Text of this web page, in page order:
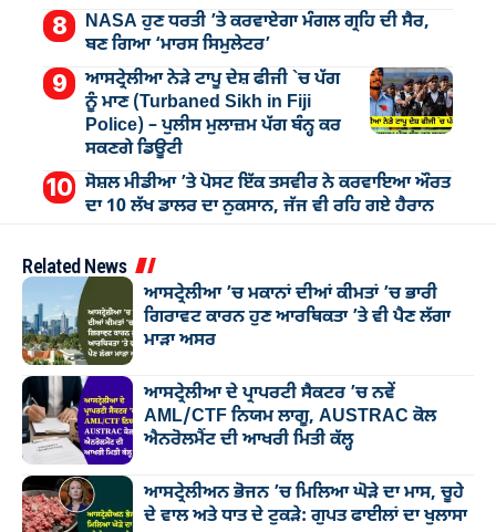
NASA ਹੁਣ ਧਰਤੀ ’ਤੇ ਕਰਵਾਏਗਾ ਮੰਗਲ ਗ੍ਰਹਿ ਦੀ ਸੈਰ,
ਬਣ ਗਿਆ ‘ਮਾਰਸ ਸਿਮੁਲੇਟਰ’
ਆਸਟ੍ਰੇਲੀਆ ਨੇੜੇ ਟਾਪੂ ਦੇਸ਼ ਫੀਜੀ `ਚ ਪੱਗ
ਨੂੰ ਮਾਣ (Turbaned Sikh in Fiji
Police) – ਪੁਲੀਸ ਮੁਲਾਜ਼ਮ ਪੱਗ ਬੰਨ੍ਹ ਕਰ
ਸਕਣਗੇ ਡਿਊਟੀ
ਸੋਸ਼ਲ ਮੀਡੀਆ ’ਤੇ ਪੋਸਟ ਇੱਕ ਤਸਵੀਰ ਨੇ ਕਰਵਾਇਆ ਔਰਤ
ਦਾ 10 ਲੱਖ ਡਾਲਰ ਦਾ ਨੁਕਸਾਨ, ਜੱਜ ਵੀ ਰਹਿ ਗਏ ਹੈਰਾਨ
Related News
ਆਸਟ੍ਰੇਲੀਆ ’ਚ ਮਕਾਨਾਂ ਦੀਆਂ ਕੀਮਤਾਂ ’ਚ ਭਾਰੀ
ਗਿਰਾਵਟ ਕਾਰਨ ਹੁਣ ਆਰਥਿਕਤਾ ’ਤੇ ਵੀ ਪੈਣ ਲੱਗਾ
ਮਾੜਾ ਅਸਰ
ਆਸਟ੍ਰੇਲੀਆ ਦੇ ਪ੍ਰਾਪਰਟੀ ਸੈਕਟਰ ’ਚ ਨਵੇਂ
AML/CTF ਨਿਯਮ ਲਾਗੂ, AUSTRAC ਕੋਲ
ਐਨਰੋਲਮੈਂਟ ਦੀ ਆਖਰੀ ਮਿਤੀ ਕੱਲ੍ਹ
ਆਸਟ੍ਰੇਲੀਅਨ ਭੋਜਨ ’ਚ ਮਿਲਿਆ ਘੋੜੇ ਦਾ ਮਾਸ, ਚੂਹੇ
ਦੇ ਵਾਲ ਅਤੇ ਧਾਤ ਦੇ ਟੁਕੜੇ: ਗੁਪਤ ਫਾਈਲਾਂ ਦਾ ਖੁਲਾਸਾ